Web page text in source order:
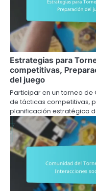
Estrategias para
competitivas,
del juego
Participar en un torneo
de tácticas competitivas,
planificación estratégica